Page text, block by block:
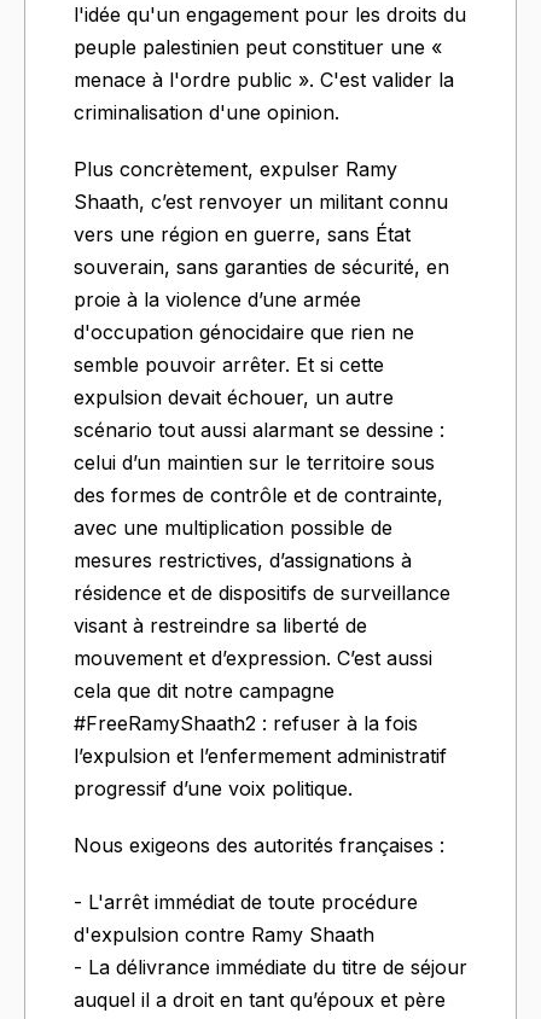
l'idée qu'un engagement pour les droits du
peuple palestinien peut constituer une «
menace à l'ordre public ». C'est valider la
criminalisation d'une opinion.
Plus concrètement, expulser Ramy
Shaath, c’est renvoyer un militant connu
vers une région en guerre, sans État
souverain, sans garanties de sécurité, en
proie à la violence d’une armée
d'occupation génocidaire que rien ne
semble pouvoir arrêter. Et si cette
expulsion devait échouer, un autre
scénario tout aussi alarmant se dessine :
celui d’un maintien sur le territoire sous
des formes de contrôle et de contrainte,
avec une multiplication possible de
mesures restrictives, d’assignations à
résidence et de dispositifs de surveillance
visant à restreindre sa liberté de
mouvement et d’expression. C’est aussi
cela que dit notre campagne
#FreeRamyShaath2 : refuser à la fois
l’expulsion et l’enfermement administratif
progressif d’une voix politique.
Nous exigeons des autorités françaises :
- L'arrêt immédiat de toute procédure
d'expulsion contre Ramy Shaath
- La délivrance immédiate du titre de séjour
auquel il a droit en tant qu’époux et père